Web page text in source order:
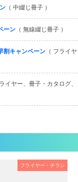
（ 中綴じ冊子 ）
ーン （ 無線綴じ冊子 ）
割キャンペーン （ フライヤ
イヤー、冊子・カタログ、
フライヤー・チラシ